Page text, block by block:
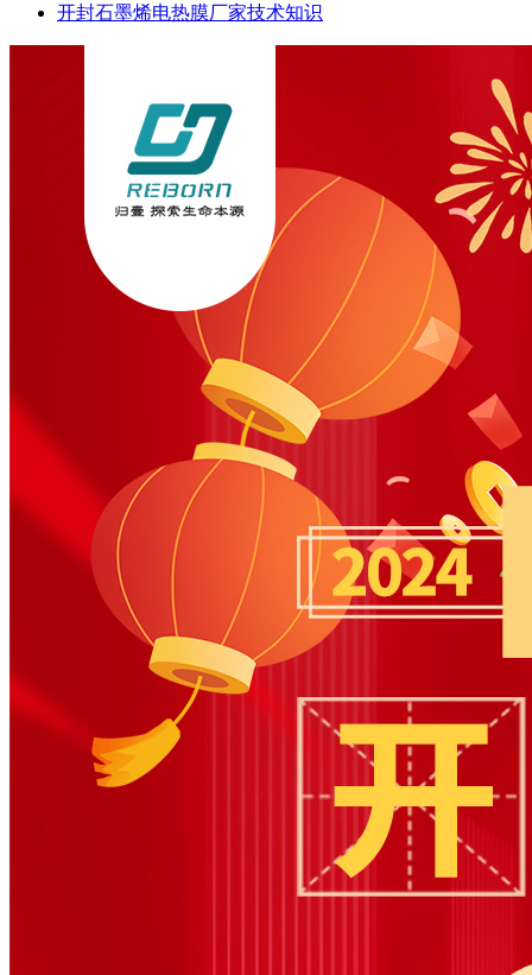
开封石墨烯电热膜厂家技术知识